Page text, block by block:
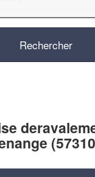
votre
margestout en